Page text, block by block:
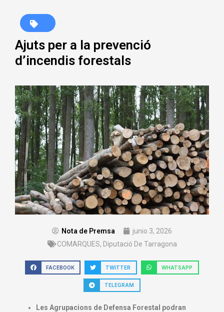
Ajuts per a la prevenció
d’incendis forestals
Nota de Premsa
junio 3, 2026
COMARQUES, Diputació De Tarragona
FACEBOOK TWITTER WHATSAPP
TELEGRAM
Les Agrupacions de Defensa Forestal podran